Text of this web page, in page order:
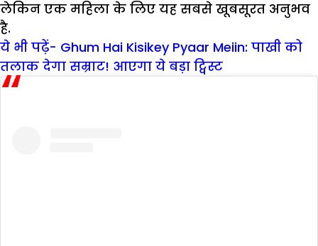
लेकिन एक महिला के लिए यह सबसे खूबसूरत अनुभव
है.
ये भी पढ़ें- Ghum Hai Kisikey Pyaar Meiin: पाखी को
तलाक देगा सम्राट! आएगा ये बड़ा ट्विस्ट